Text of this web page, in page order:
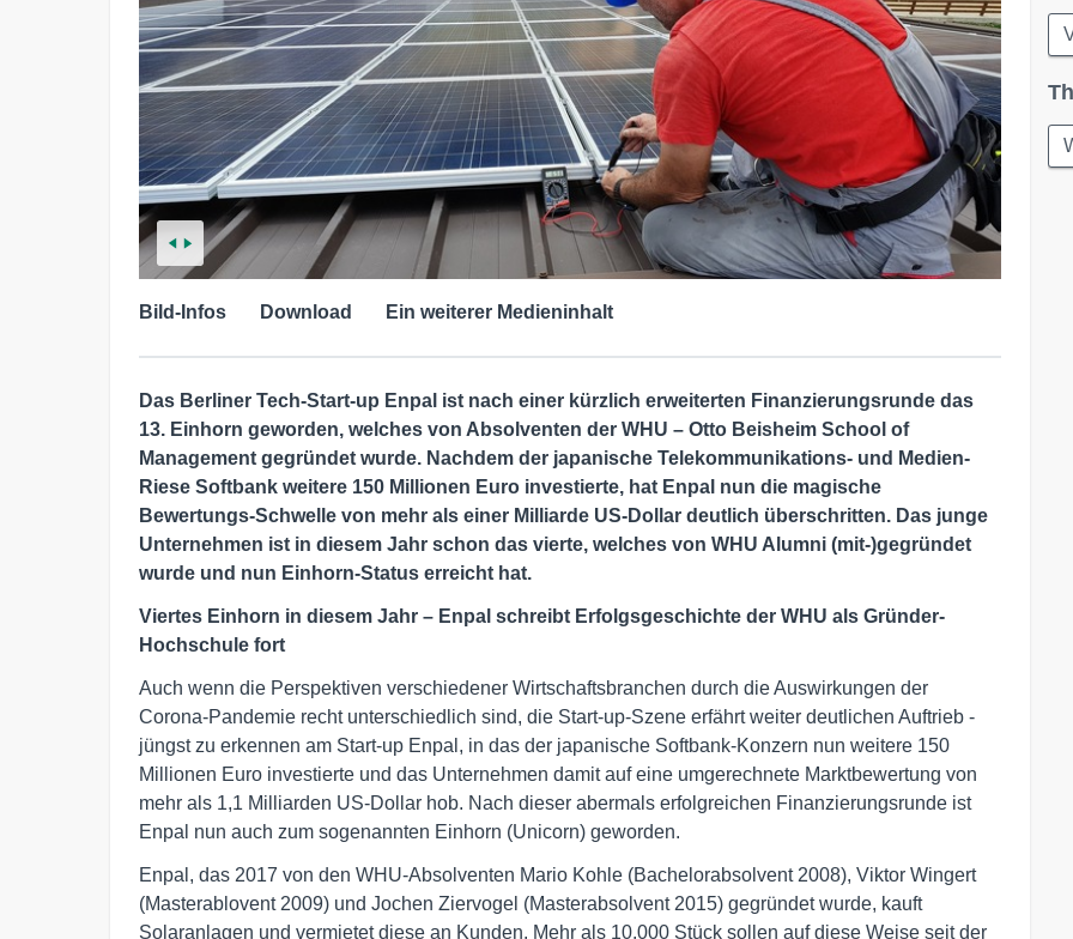
Bild-Infos Download Ein weiterer Medieninhalt
Das Berliner Tech-Start-up Enpal ist nach einer kürzlich erweiterten Finanzierungsrunde das
13. Einhorn geworden, welches von Absolventen der WHU – Otto Beisheim School of
Management gegründet wurde. Nachdem der japanische Telekommunikations- und Medien-
Riese Softbank weitere 150 Millionen Euro investierte, hat Enpal nun die magische
Bewertungs-Schwelle von mehr als einer Milliarde US-Dollar deutlich überschritten. Das junge
Unternehmen ist in diesem Jahr schon das vierte, welches von WHU Alumni (mit-)gegründet
wurde und nun Einhorn-Status erreicht hat.
Viertes Einhorn in diesem Jahr – Enpal schreibt Erfolgsgeschichte der WHU als Gründer-
Hochschule fort
Auch wenn die Perspektiven verschiedener Wirtschaftsbranchen durch die Auswirkungen der
Corona-Pandemie recht unterschiedlich sind, die Start-up-Szene erfährt weiter deutlichen Auftrieb -
jüngst zu erkennen am Start-up Enpal, in das der japanische Softbank-Konzern nun weitere 150
Millionen Euro investierte und das Unternehmen damit auf eine umgerechnete Marktbewertung von
mehr als 1,1 Milliarden US-Dollar hob. Nach dieser abermals erfolgreichen Finanzierungsrunde ist
Enpal nun auch zum sogenannten Einhorn (Unicorn) geworden.
Enpal, das 2017 von den WHU-Absolventen Mario Kohle (Bachelorabsolvent 2008), Viktor Wingert
(Masterablovent 2009) und Jochen Ziervogel (Masterabsolvent 2015) gegründet wurde, kauft
Solaranlagen und vermietet diese an Kunden. Mehr als 10.000 Stück sollen auf diese Weise seit der